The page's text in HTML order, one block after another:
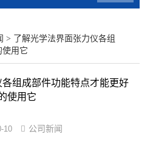
> 了解光学法界面张力仪各组
使用它
组成部件功能特点才能更好
使用它
10 公司新闻